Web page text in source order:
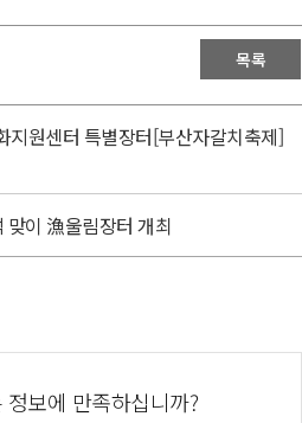
목록
지원센터 특별장터[부산자갈치축제]
맞이 漁울림장터 개최
보에 만족하십니까?